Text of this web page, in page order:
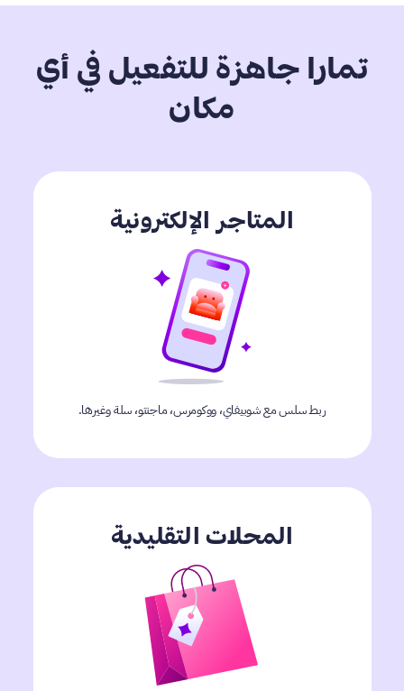
تمارا جاهزة للتفعيل في أي
مكان
المتاجر الإلكترونية
ربط سلس مع شوبيفاي، ووكومرس، ماجنتو، سلة وغيرها.
المحلات التقليدية